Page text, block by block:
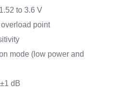
to 3.6 V
point
mode (low power and
dB